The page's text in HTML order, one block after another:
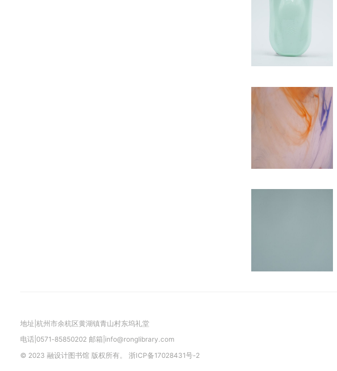
地址|杭州市余杭区黄湖镇青山村东坞礼堂
电话|0571-85850202 邮箱|info@ronglibrary.com
© 2023 融设计图书馆 版权所有。浙ICP备17028431号-2